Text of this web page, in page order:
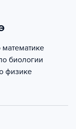
биологии
физике